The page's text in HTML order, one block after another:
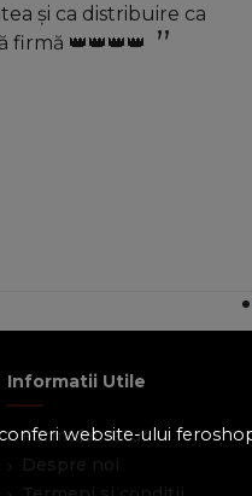
website-ului
și ca distribuire ca
👑👑👑👑
Informatii Utile
Formular retur
Despre noi